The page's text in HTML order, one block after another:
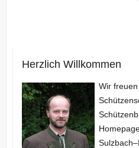
Herzlich Willkommen
Wir